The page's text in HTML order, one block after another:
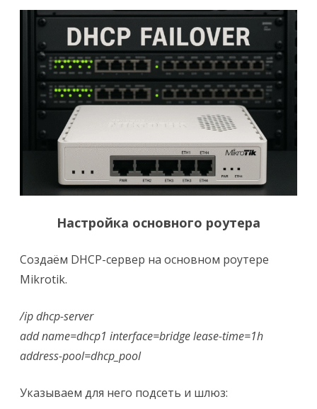
Настройка основного роутера
Создаём DHCP-сервер на основном роутере
Mikrotik.
/ip dhcp-server
add name=dhcp1 interface=bridge lease-time=1h
address-pool=dhcp_pool
Указываем для него подсеть и шлюз: